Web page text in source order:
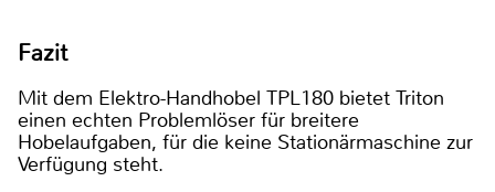
Fazit
Mit dem Elektro-Handhobel TPL180 bietet Triton
einen echten Problemlöser für breitere
Hobelaufgaben, für die keine Stationärmaschine zur
Verfügung steht.